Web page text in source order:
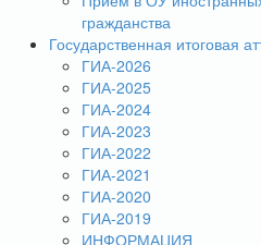
гражданства
Государственная итоговая
ГИА-2026
ГИА-2025
ГИА-2024
ГИА-2023
ГИА-2022
ГИА-2021
ГИА-2020
ГИА-2019
ИНФОРМАЦИЯ